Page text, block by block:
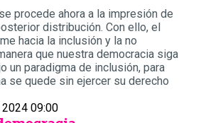
procede ahora a la impresión de
distribución. Con ello, el
hacia la inclusión y la no
que nuestra democracia siga
un paradigma de inclusión, para
se quede sin ejercer su derecho
09:00